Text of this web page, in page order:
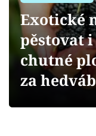
Přihlášení
Sledujte nás
Exotické
pěstovat
chutné
za